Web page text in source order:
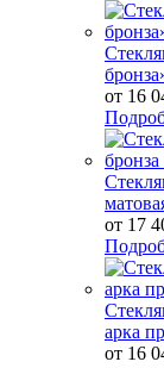
от 16
от 17
арка
от 16